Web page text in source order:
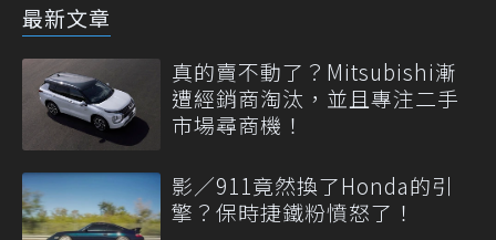
最新文章
真的賣不動了？Mitsubishi漸
遭經銷商淘汰，並且專注二手
市場尋商機！
影／911竟然換了Honda的引
擎？保時捷鐵粉憤怒了！